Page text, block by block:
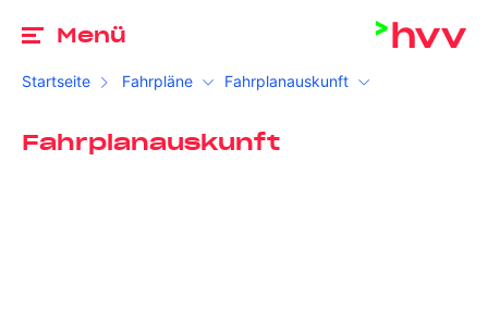
Menü
Startseite Fahrpläne Fahrplanauskunft
Fahrplanauskunft